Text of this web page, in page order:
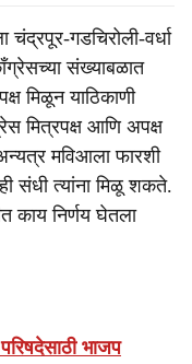
गडचिरोली-वर्धा
संख्याबळात
मिळून याठिकाणी
मित्रपक्ष आणि अपक्ष
मविआला फारशी
संधी त्यांना मिळू शकते.
काय निर्णय घेतला
भाजप